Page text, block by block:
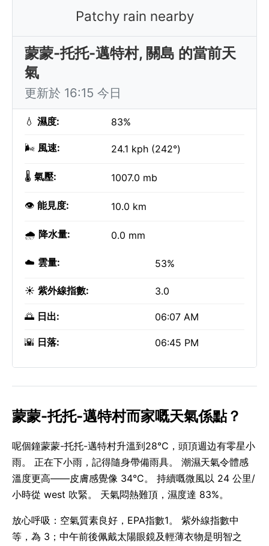
Patchy rain nearby
蒙蒙-托托-邁特村, 關島 的當前天
氣
更新於 16:15 今日
💧 濕度: 83%
🌬️ 風速: 24.1 kph (242°)
🌡️ 氣壓: 1007.0 mb
👁️ 能見度: 10.0 km
🌧️ 降水量: 0.0 mm
☁️ 雲量: 53%
☀️ 紫外線指數: 3.0
🌅 日出: 06:07 AM
🌇 日落: 06:45 PM
蒙蒙-托托-邁特村而家嘅天氣係點？
呢個鐘蒙蒙-托托-邁特村升溫到28°C，頭頂週边有零星小
雨。 正在下小雨，記得隨身帶備雨具。 潮濕天氣令體感
溫度更高——皮膚感覺像 34°C。 持續嘅微風以 24 公里/
小時從 west 吹緊。 天氣悶熱難頂，濕度達 83%。
放心呼吸：空氣質素良好，EPA指數1。 紫外線指數中
等，為 3；中午前後佩戴太陽眼鏡及輕薄衣物是明智之